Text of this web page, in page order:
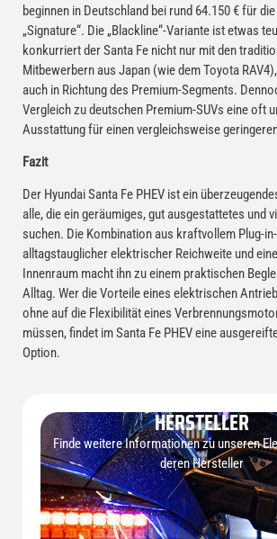
beginnen in Deutschland bei rund 64.150 € für
„Signature“. Die „Blackline“-Variante ist etwas
konkurriert der Santa Fe nicht nur mit den
Mitbewerbern aus Japan (wie dem Toyota
auch in Richtung des Premium-Segments.
Vergleich zu deutschen Premium-SUVs eine oft
Ausstattung für einen vergleichsweise
Fazit
Der Hyundai Santa Fe PHEV ist ein
alle, die ein geräumiges, gut ausgestattetes und
suchen. Die Kombination aus kraftvollem Plug-
alltagstauglicher elektrischer Reichweite und
Innenraum macht ihn zu einem praktischen
Alltag. Wer die Vorteile eines elektrischen
ohne auf die Flexibilität eines
müssen, findet im Santa Fe PHEV eine
Option.
HERSTELLER
Finde weitere Informationen zu unseren
deren Hersteller